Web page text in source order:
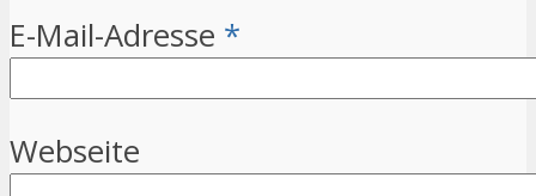
E-Mail-Adresse *
Webseite